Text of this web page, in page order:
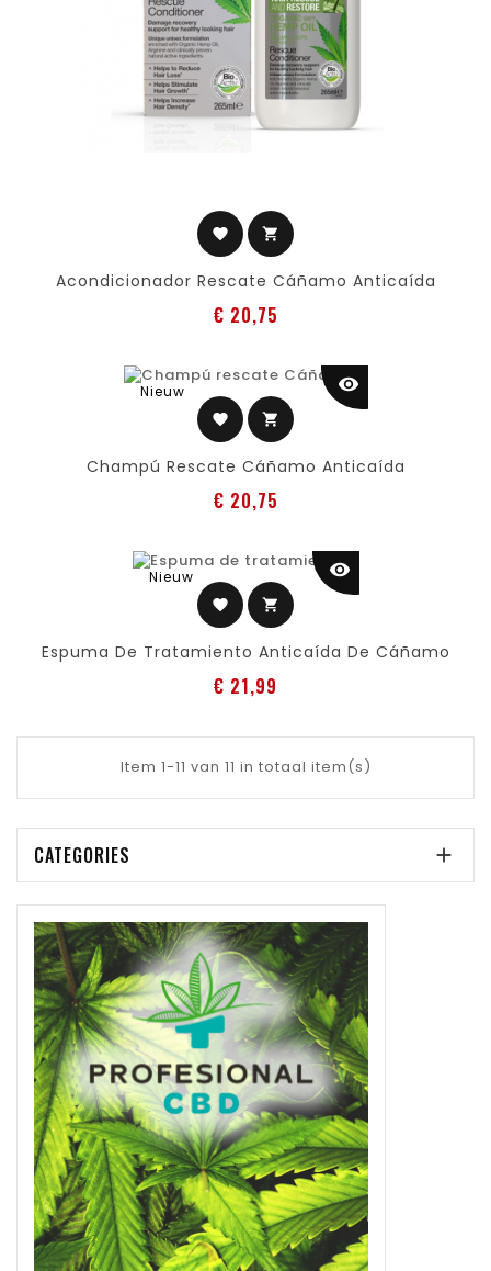
favorite shopping_cart
Acondicionador Rescate Cáñamo Anticaída
€ 20,75
Nieuw
favorite shopping_cart
visibility
Champú Rescate Cáñamo Anticaída
€ 20,75
Nieuw
favorite shopping_cart
visibility
Espuma De Tratamiento Anticaída De Cáñamo
€ 21,99
Item 1-11 van 11 in totaal item(s)
CATEGORIES 